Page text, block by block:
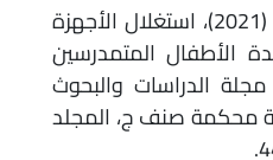
فرات كمال، زلاغ ميلود (2021)، استغلال الأجهزة
الأطفال المتمدرسين
الدراسات والبحوث
محكمة صنف ج، المجلد